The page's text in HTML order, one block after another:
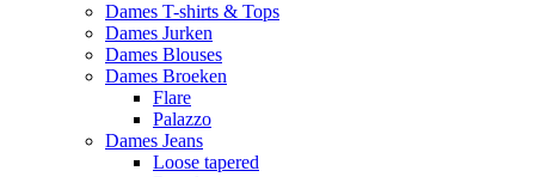
Dames T-shirts & Tops
Dames Jurken
Dames Blouses
Dames Broeken
Flare
Palazzo
Dames Jeans
Loose tapered